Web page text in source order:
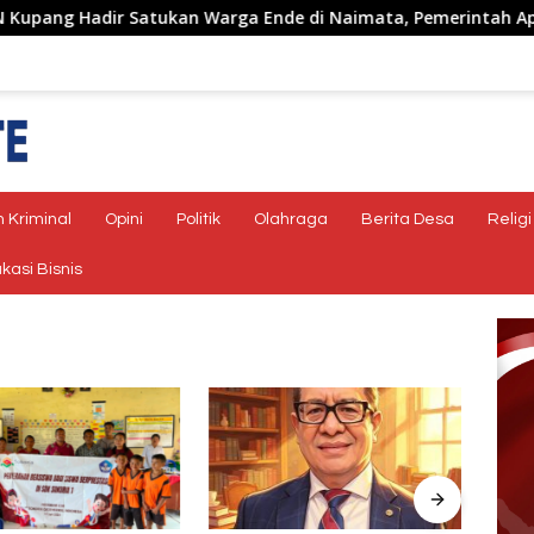
Hadir Satukan Warga Ende di Naimata, Pemerintah Apresiasi
Kriminal Opini Politik Olahraga Berita Desa Religi
Bisnis